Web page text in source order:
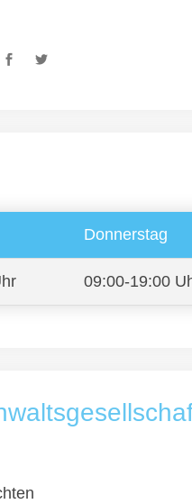
Donnerstag
09:00-19:00